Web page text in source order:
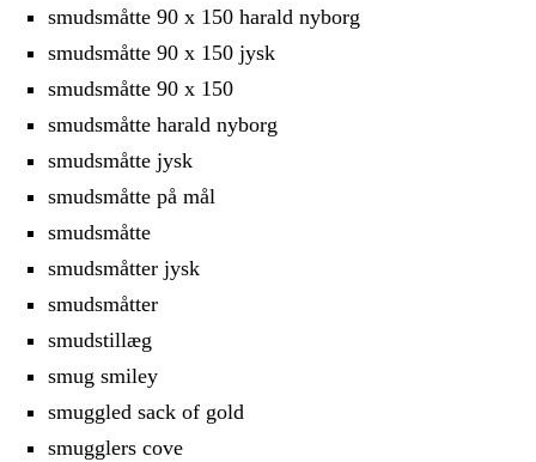
smudsmåtte 90 x 150 harald nyborg
smudsmåtte 90 x 150 jysk
smudsmåtte 90 x 150
smudsmåtte harald nyborg
smudsmåtte jysk
smudsmåtte på mål
smudsmåtte
smudsmåtter jysk
smudsmåtter
smudstillæg
smug smiley
smuggled sack of gold
smugglers cove